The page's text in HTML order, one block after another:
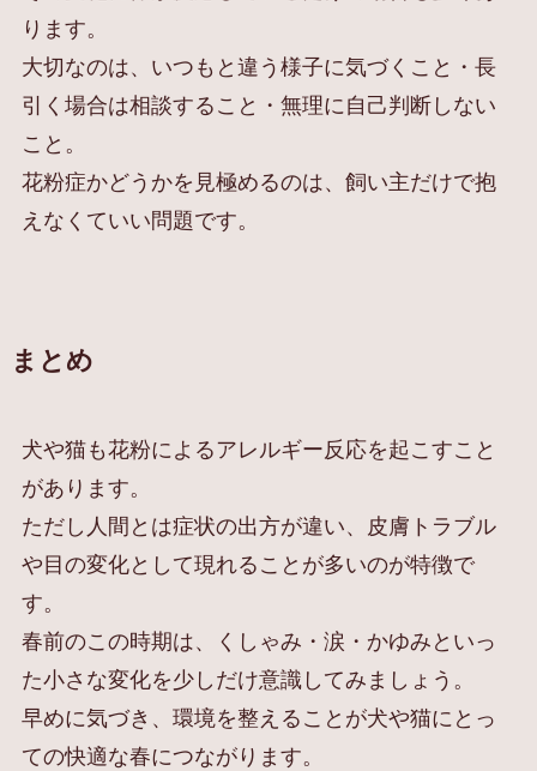
ります。
大切なのは、いつもと違う様子に気づくこと・長
引く場合は相談すること・無理に自己判断しない
こと。
花粉症かどうかを見極めるのは、飼い主だけで抱
えなくていい問題です。
まとめ
犬や猫も花粉によるアレルギー反応を起こすこと
があります。
ただし人間とは症状の出方が違い、皮膚トラブル
や目の変化として現れることが多いのが特徴で
す。
春前のこの時期は、くしゃみ・涙・かゆみといっ
た小さな変化を少しだけ意識してみましょう。
早めに気づき、環境を整えることが犬や猫にとっ
ての快適な春につながります。